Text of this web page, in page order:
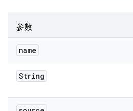
参数
name
String